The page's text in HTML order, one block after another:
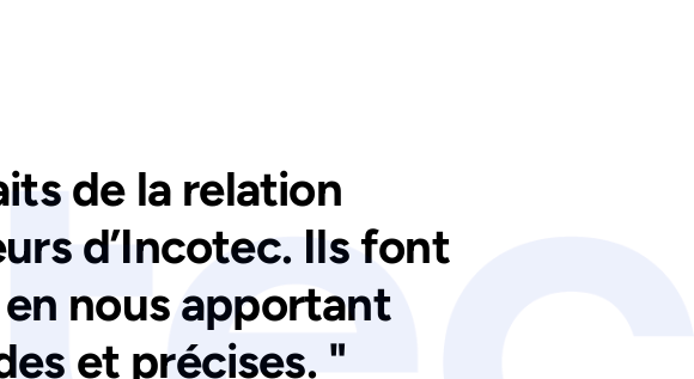
de la relation
d’Incotec. Ils font
nous apportant
et précises. "